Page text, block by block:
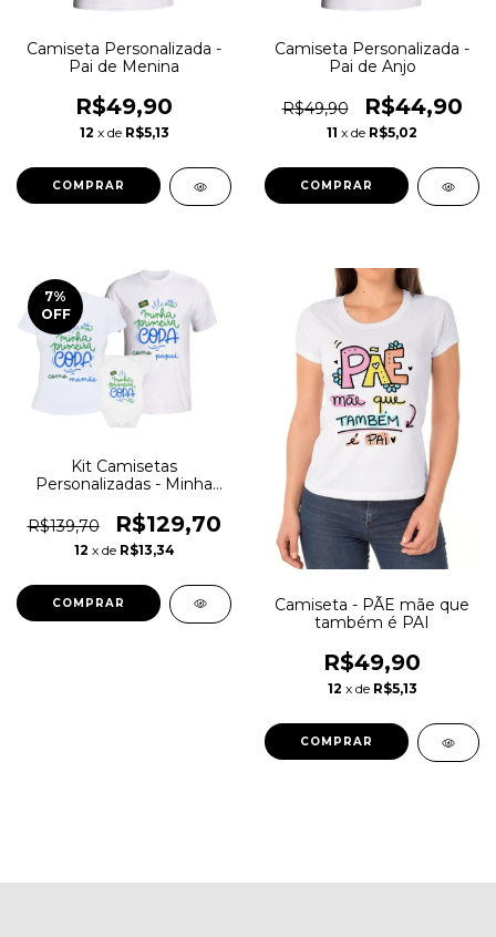
Camiseta Personalizada -
Pai de Menina
R$49,90
12 x de R$5,13
COMPRAR
Camiseta Personalizada -
Pai de Anjo
R$49,90 R$44,90
11 x de R$5,02
COMPRAR
7%
OFF
Kit Camisetas
Personalizadas - Minha
R$139,70
R$129,70
12 x de R$13,34
COMPRAR
Camiseta - PÃE mãe que
também é PAI
R$49,90
12 x de R$5,13
COMPRAR